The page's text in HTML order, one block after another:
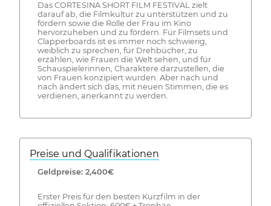
Das CORTESINA SHORT FILM FESTIVAL zielt
darauf ab, die Filmkultur zu unterstützen und zu
fördern sowie die Rolle der Frau im Kino
hervorzuheben und zu fördern. Für Filmsets und
Clapperboards ist es immer noch schwierig,
weiblich zu sprechen, für Drehbücher, zu
erzählen, wie Frauen die Welt sehen, und für
Schauspielerinnen, Charaktere darzustellen, die
von Frauen konzipiert wurden. Aber nach und
nach ändert sich das, mit neuen Stimmen, die es
verdienen, anerkannt zu werden.
Preise und Qualifikationen
Geldpreise: 2,400€
Erster Preis für den besten Kurzfilm in der